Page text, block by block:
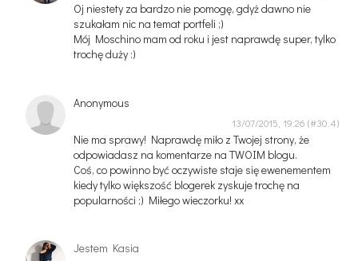
Oj niestety za bardzo nie pomogę, gdyż dawno nie
szukałam nic na temat portfeli ;)
Mój Moschino mam od roku i jest naprawdę super, tylko
trochę duży :)
Anonymous
13/07/2015, 19:26
Nie ma sprawy! Naprawdę miło z Twojej strony, że
odpowiadasz na komentarze na TWOIM blogu.
Coś, co powinno być oczywiste staje się ewenementem
kiedy tylko większość blogerek zyskuje trochę na
popularności ;) Miłego wieczorku! xx
Jestem Kasia